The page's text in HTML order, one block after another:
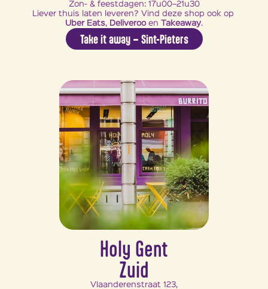
Zon- & feestdagen: 17u00–21u30
Take it away – Sint-Pieters
Uber Eats, Deliveroo en Takeaway.
Holy Gent
Zuid
Vlaanderenstraat 123,